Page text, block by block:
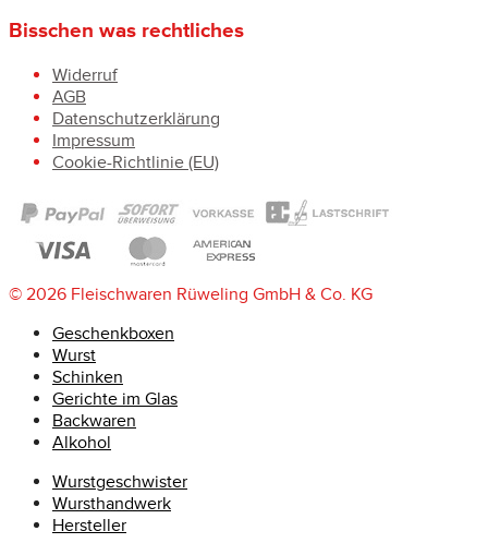
Bisschen was rechtliches
Widerruf
AGB
Datenschutzerklärung
Impressum
Cookie-Richtlinie (EU)
© 2026 Fleischwaren Rüweling GmbH & Co. KG
Geschenkboxen
Wurst
Schinken
Gerichte im Glas
Backwaren
Alkohol
Wurstgeschwister
Wursthandwerk
Hersteller